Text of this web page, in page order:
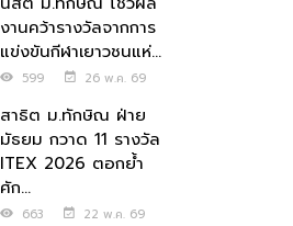
งานคว้ารางวัลจากการ
แข่งขันกีฬาเยาวชนแห่...
599 26 พ.ค. 69
สาธิต ม.ทักษิณ ฝ่าย
มัธยม กวาด 11 รางวัล
ITEX 2026 ตอกย้ำ
ศัก...
663 22 พ.ค. 69